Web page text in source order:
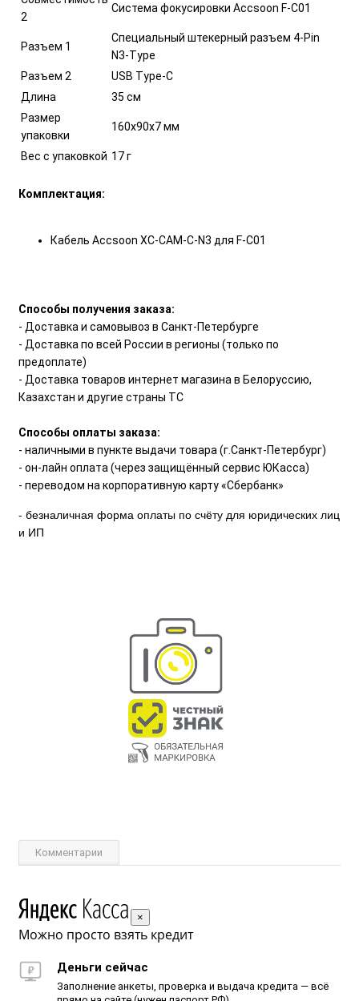
2
Система фокусировки Accsoon F-C01
Разъем 1
Специальный штекерный разъем 4-Pin
N3-Type
Разъем 2
USB Type-C
Длина
35 см
Размер
упаковки
160х90х7 мм
Вес с упаковкой 17 г
Комплектация:
Кабель Accsoon XC-CAM-C-N3 для F-C01
Способы получения заказа:
- Доставка и самовывоз в Санкт-Петербурге
- Доставка по всей России в регионы (только по
предоплате)
- Доставка товаров интернет магазина в Белоруссию,
Казахстан и другие страны ТС
Способы оплаты заказа:
- наличными в пункте выдачи товара (г.Санкт-Петербург)
- он-лайн оплата (через защищённый сервис ЮКасса)
- переводом на корпоративную карту «Сбербанк»
- безналичная форма оплаты по счёту для юридических лиц
и ИП
Комментарии
×
Можно просто взять кредит
Деньги сейчас
Заполнение анкеты, проверка и выдача кредита — всё